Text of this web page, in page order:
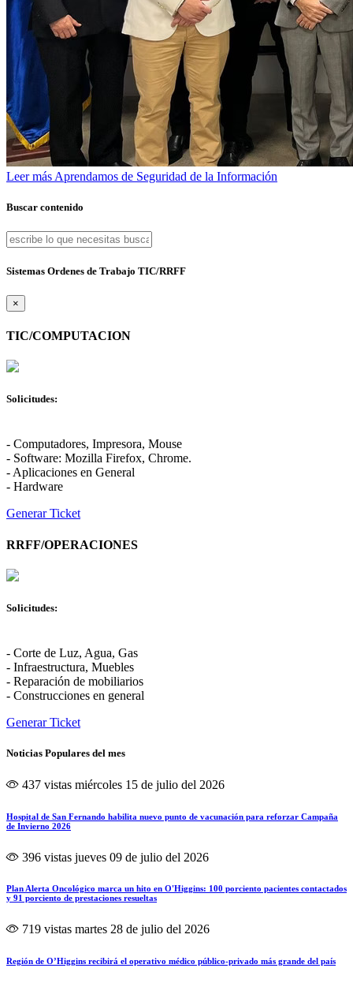
Leer más Aprendamos de Seguridad de la Información
Buscar contenido
Sistemas Ordenes de Trabajo TIC/RRFF
×
TIC/COMPUTACION
Solicitudes:
- Computadores, Impresora, Mouse
- Software: Mozilla Firefox, Chrome.
- Aplicaciones en General
- Hardware
Generar Ticket
RRFF/OPERACIONES
Solicitudes:
- Corte de Luz, Agua, Gas
- Infraestructura, Muebles
- Reparación de mobiliarios
- Construcciones en general
Generar Ticket
Noticias Populares del mes
437 vistas miércoles 15 de julio del 2026
Hospital de San Fernando habilita nuevo punto de vacunación para reforzar Campaña
de Invierno 2026
396 vistas jueves 09 de julio del 2026
Plan Alerta Oncológico marca un hito en O'Higgins: 100 porciento pacientes contactados
y 91 porciento de prestaciones resueltas
719 vistas martes 28 de julio del 2026
Región de O’Higgins recibirá el operativo médico público-privado más grande del país